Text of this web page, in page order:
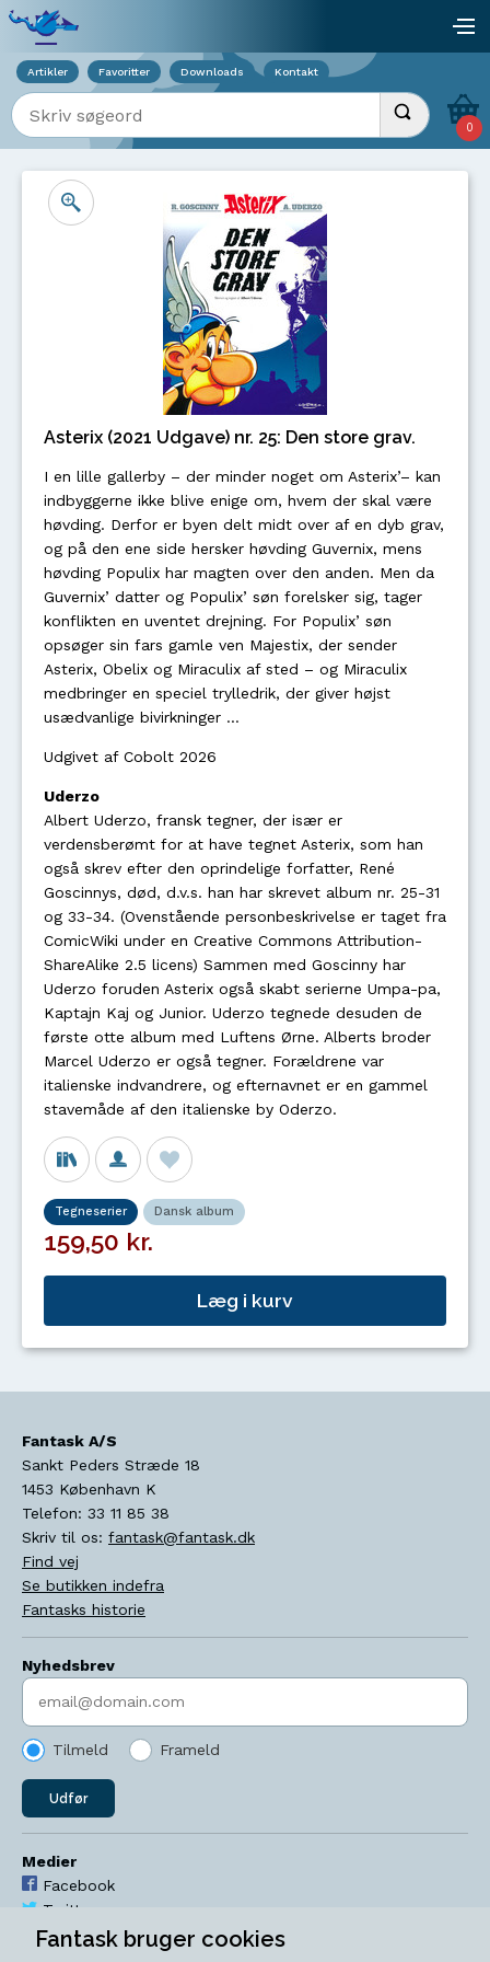
Artikler Favoritter Downloads Kontakt
Indtast søgeord Udfør søgning
0
Asterix (2021 Udgave) nr. 25: Den store grav.
I en lille gallerby – der minder noget om Asterix’– kan
indbyggerne ikke blive enige om, hvem der skal være
høvding. Derfor er byen delt midt over af en dyb grav,
og på den ene side hersker høvding Guvernix, mens
høvding Populix har magten over den anden. Men da
Guvernix’ datter og Populix’ søn forelsker sig, tager
konflikten en uventet drejning. For Populix’ søn
opsøger sin fars gamle ven Majestix, der sender
Asterix, Obelix og Miraculix af sted – og Miraculix
medbringer en speciel trylledrik, der giver højst
usædvanlige bivirkninger …
Udgivet af Cobolt 2026
Uderzo
Albert Uderzo, fransk tegner, der især er
verdensberømt for at have tegnet Asterix, som han
også skrev efter den oprindelige forfatter, René
Goscinnys, død, d.v.s. han har skrevet album nr. 25-31
og 33-34. (Ovenstående personbeskrivelse er taget fra
ComicWiki under en Creative Commons Attribution-
ShareAlike 2.5 licens) Sammen med Goscinny har
Uderzo foruden Asterix også skabt serierne Umpa-pa,
Kaptajn Kaj og Junior. Uderzo tegnede desuden de
første otte album med Luftens Ørne. Alberts broder
Marcel Uderzo er også tegner. Forældrene var
italienske indvandrere, og efternavnet er en gammel
stavemåde af den italienske by Oderzo.
Tegneserier Dansk album
159,50 kr.
Læg i kurv
Fantask A/S
Sankt Peders Stræde 18
1453 København K
Telefon: 33 11 85 38
Skriv til os: fantask@fantask.dk
Find vej
Se butikken indefra
Fantasks historie
Nyhedsbrev
Indtast søgeord
Tilmeld Frameld
Udfør
Medier
Facebook
Twitter
YouTube
Viser overlay for indkøbskurv
Fantask bruger cookies